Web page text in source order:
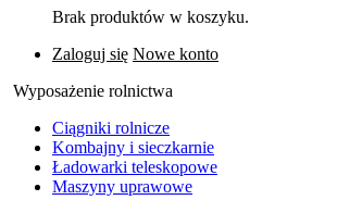
Brak produktów w koszyku.
Zaloguj się Nowe konto
Wyposażenie rolnictwa
Ciągniki rolnicze
Kombajny i sieczkarnie
Ładowarki teleskopowe
Maszyny uprawowe